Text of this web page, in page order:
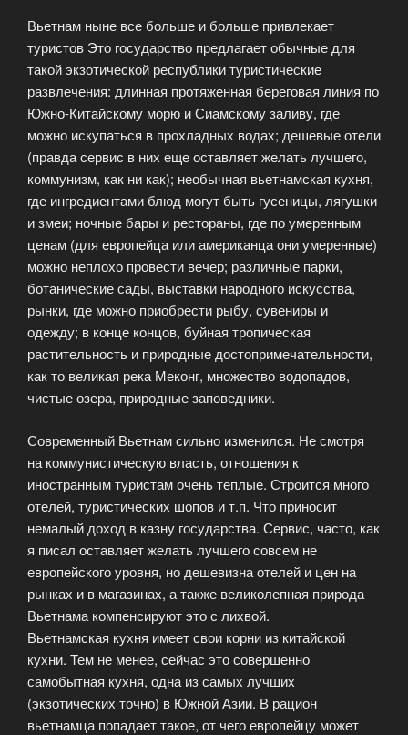
Вьетнам ныне все больше и больше привлекает
туристов Это государство предлагает обычные для
такой экзотической республики туристические
развлечения: длинная протяженная береговая линия по
Южно-Китайскому морю и Сиамскому заливу, где
можно искупаться в прохладных водах; дешевые отели
(правда сервис в них еще оставляет желать лучшего,
коммунизм, как ни как); необычная вьетнамская кухня,
где ингредиентами блюд могут быть гусеницы, лягушки
и змеи; ночные бары и рестораны, где по умеренным
ценам (для европейца или американца они умеренные)
можно неплохо провести вечер; различные парки,
ботанические сады, выставки народного искусства,
рынки, где можно приобрести рыбу, сувениры и
одежду; в конце концов, буйная тропическая
растительность и природные достопримечательности,
как то великая река Меконг, множество водопадов,
чистые озера, природные заповедники.
Современный Вьетнам сильно изменился. Не смотря
на коммунистическую власть, отношения к
иностранным туристам очень теплые. Строится много
отелей, туристических шопов и т.п. Что приносит
немалый доход в казну государства. Сервис, часто, как
я писал оставляет желать лучшего совсем не
европейского уровня, но дешевизна отелей и цен на
рынках и в магазинах, а также великолепная природа
Вьетнама компенсируют это с лихвой.
Вьетнамская кухня имеет свои корни из китайской
кухни. Тем не менее, сейчас это совершенно
самобытная кухня, одна из самых лучших
(экзотических точно) в Южной Азии. В рацион
вьетнамца попадает такое, от чего европейцу может